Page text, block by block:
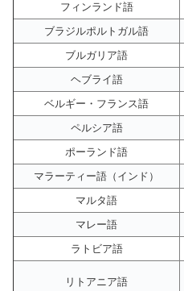
フィンランド語
ブラジルポルトガル語
ブルガリア語
ヘブライ語
ベルギー・フランス語
ペルシア語
ポーランド語
マラーティー語（インド）
マルタ語
マレー語
ラトビア語
リトアニア語